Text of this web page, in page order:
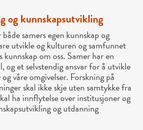
og kunnskapsutvikling
samers egen kunnskap og
utvikle og kulturen og samfunnet
kunnskap om oss. Samer har en
og et selvstendig ansvar for å utvikle
våre omgivelser. Forskning på
skal ikke skje uten samtykke fra
ha innflytelse over institusjoner og
og utdanning